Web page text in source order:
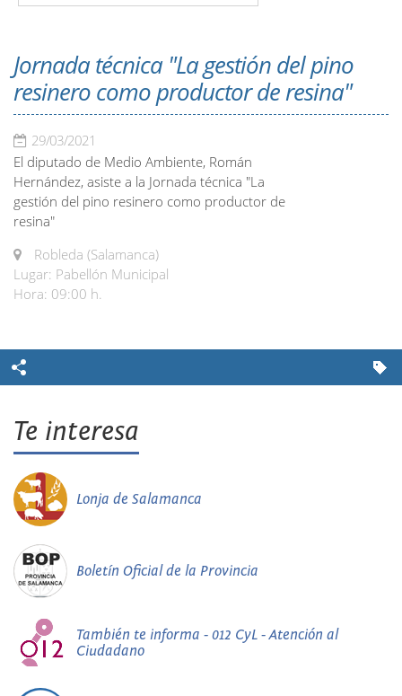
Jornada técnica "La gestión del pino
resinero como productor de resina"
29/03/2021
El diputado de Medio Ambiente, Román
Hernández, asiste a la Jornada técnica "La
gestión del pino resinero como productor de
resina"
Robleda (Salamanca)
Lugar: Pabellón Municipal
Hora: 09:00 h.
Te interesa
Lonja de Salamanca
Boletín Oficial de la Provincia
También te informa - 012 CyL - Atención al
Ciudadano